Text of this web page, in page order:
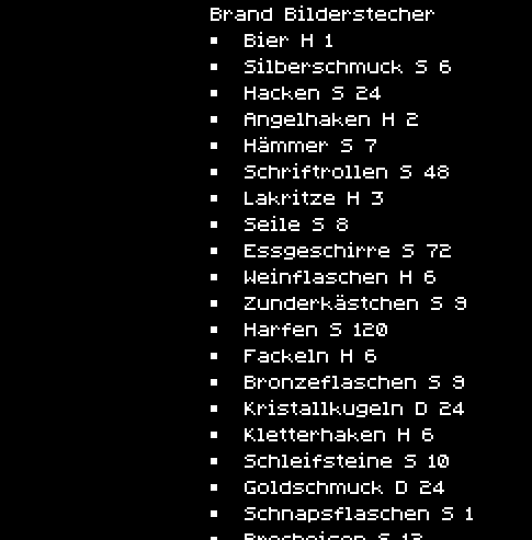
Brand Bilderstecher
Bier H 1
Silberschmuck S 6
Hacken S 24
Angelhaken H 2
Hämmer S 7
Schriftrollen S 48
Lakritze H 3
Seile S 8
Essgeschirre S 72
Weinflaschen H 6
Zunderkästchen S 9
Harfen S 120
Fackeln H 6
Bronzeflaschen S 9
Kristallkugeln D 24
Kletterhaken H 6
Schleifsteine S 10
Goldschmuck D 24
Schnapsflaschen S 1